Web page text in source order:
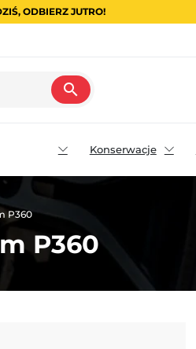
ODBIERZ JUTRO!
search
Konserwacje
P360
P360